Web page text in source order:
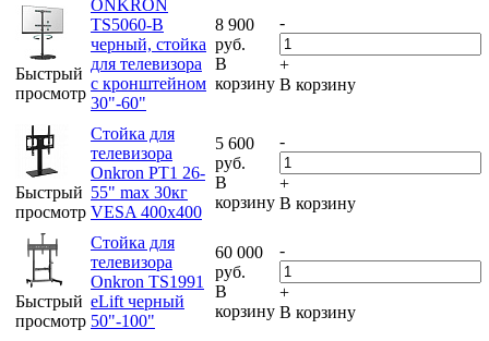
Быстрый
просмотр
ONKRON
TS5060-B
черный, стойка
для телевизора
с кронштейном
30"-60"
8 900
руб.
В
корзину
-
+
В корзину
Быстрый
просмотр
Стойка для
телевизора
Onkron PT1 26-
55" max 30кг
VESA 400x400
5 600
руб.
В
корзину
-
+
В корзину
Быстрый
просмотр
Стойка для
телевизора
Onkron TS1991
eLift черный
50"-100"
60 000
руб.
В
корзину
-
+
В корзину